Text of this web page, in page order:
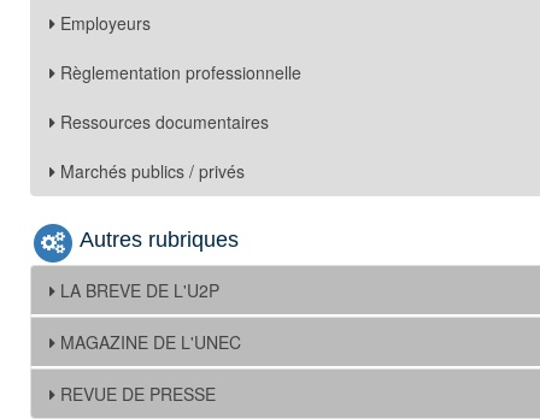
Employeurs
Règlementation professionnelle
Ressources documentaires
Marchés publics / privés
Autres rubriques
LA BREVE DE L'U2P
MAGAZINE DE L'UNEC
REVUE DE PRESSE